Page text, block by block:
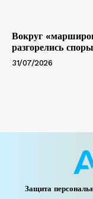
Вокруг
разгорелись споры
31/07/2026
Защита